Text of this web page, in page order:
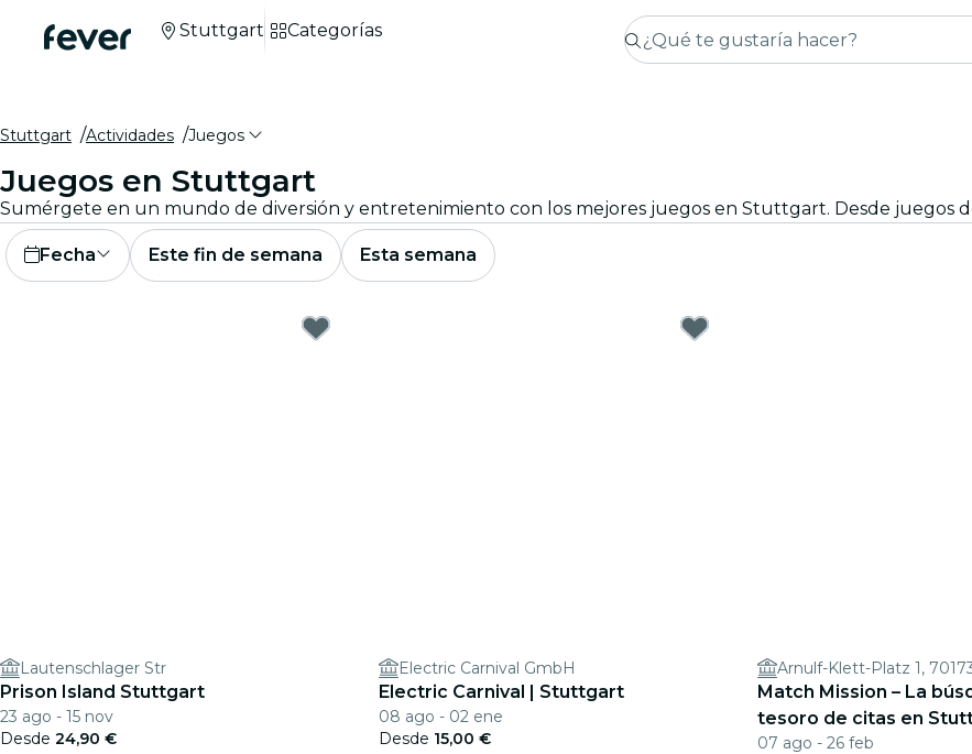
Stuttgart Categorías
Stuttgart Actividades Juegos
Juegos en Stuttgart
Fecha Este fin de semana Esta semana
Lautenschlager Str
Prison Island Stuttgart
23 ago - 15 nov
Desde 24,90 €
Electric Carnival GmbH
Electric Carnival | Stuttgart
08 ago - 02 ene
Desde 15,00 €
Arnulf-Klett-Platz 1,
Match Mission – La
tesoro de citas en
07 ago - 26 feb